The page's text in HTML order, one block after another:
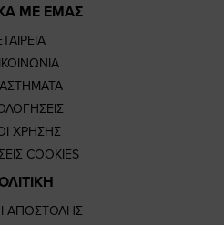
ΜΕ ΕΜΑΣ
ΧΡΗΣΗΣ
COOKIES
ΑΠΟΣΤΟΛΗΣ